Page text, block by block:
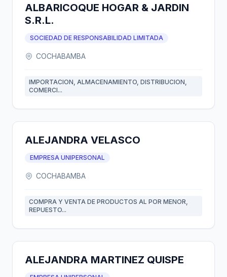
ALBARICOQUE HOGAR & JARDIN
S.R.L.
SOCIEDAD DE RESPONSABILIDAD LIMITADA
COCHABAMBA
IMPORTACION, ALMACENAMIENTO, DISTRIBUCION,
COMERCI...
ALEJANDRA VELASCO
EMPRESA UNIPERSONAL
COCHABAMBA
COMPRA Y VENTA DE PRODUCTOS AL POR MENOR,
REPUESTO...
ALEJANDRA MARTINEZ QUISPE